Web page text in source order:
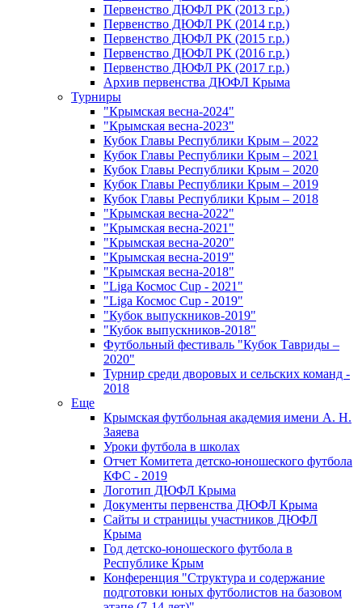
Первенство ДЮФЛ РК (2013 г.р.)
Первенство ДЮФЛ РК (2014 г.р.)
Первенство ДЮФЛ РК (2015 г.р.)
Первенство ДЮФЛ РК (2016 г.р.)
Первенство ДЮФЛ РК (2017 г.р.)
Архив первенства ДЮФЛ Крыма
Турниры
"Крымская весна-2024"
"Крымская весна-2023"
Кубок Главы Республики Крым – 2022
Кубок Главы Республики Крым – 2021
Кубок Главы Республики Крым – 2020
Кубок Главы Республики Крым – 2019
Кубок Главы Республики Крым – 2018
"Крымская весна-2022"
"Крымская весна-2021"
"Крымская весна-2020"
"Крымская весна-2019"
"Крымская весна-2018"
"Liga Космос Cup - 2021"
"Liga Космос Cup - 2019"
"Кубок выпускников-2019"
"Кубок выпускников-2018"
Футбольный фестиваль "Кубок Тавриды –
2020"
Турнир среди дворовых и сельских команд -
2018
Еще
Крымская футбольная академия имени А. Н.
Заяева
Уроки футбола в школах
Отчет Комитета детско-юношеского футбола
КФС - 2019
Логотип ДЮФЛ Крыма
Документы первенства ДЮФЛ Крыма
Сайты и страницы участников ДЮФЛ
Крыма
Год детско-юношеского футбола в
Республике Крым
Конференция "Структура и содержание
подготовки юных футболистов на базовом